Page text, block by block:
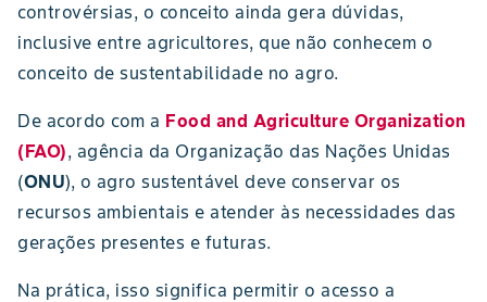
controvérsias, o conceito ainda gera dúvidas,
inclusive entre agricultores, que não conhecem o
conceito de sustentabilidade no agro.
De acordo com a Food and Agriculture Organization
(FAO), agência da Organização das Nações Unidas
(ONU), o agro sustentável deve conservar os
recursos ambientais e atender às necessidades das
gerações presentes e futuras.
Na prática, isso significa permitir o acesso a